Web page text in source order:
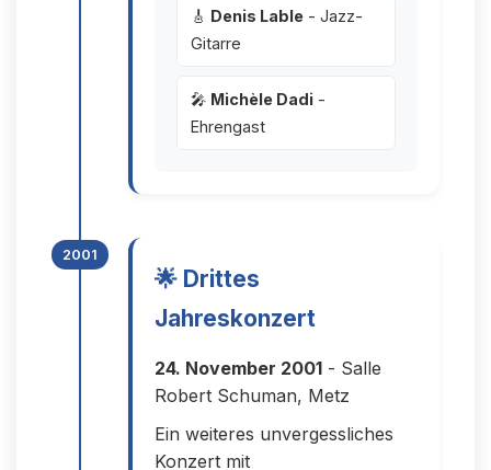
🎸 Denis Lable - Jazz-
Gitarre
🎤 Michèle Dadi -
Ehrengast
2001
🌟 Drittes
Jahreskonzert
24. November 2001 - Salle
Robert Schuman, Metz
Ein weiteres unvergessliches
Konzert mit